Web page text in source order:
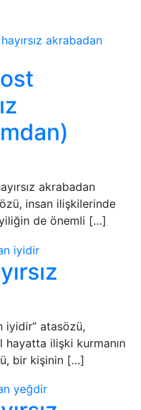
akrabadan
insan ilişkilerinde
de önemli […]
iyidir” atasözü,
ilişki kurmanın
bir kişinin […]